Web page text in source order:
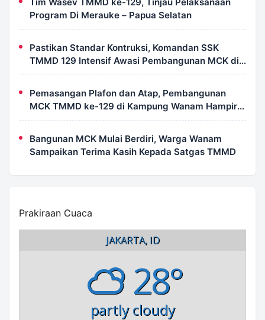
Program Di Merauke – Papua Selatan
Pastikan Standar Kontruksi, Komandan SSK
TMMD 129 Intensif Awasi Pembangunan MCK di
Wanam
Pemasangan Plafon dan Atap, Pembangunan
MCK TMMD ke-129 di Kampung Wanam Hampir
Rampung
Bangunan MCK Mulai Berdiri, Warga Wanam
Sampaikan Terima Kasih Kepada Satgas TMMD
Prakiraan Cuaca
JAKARTA, ID
28°
partly cloudy